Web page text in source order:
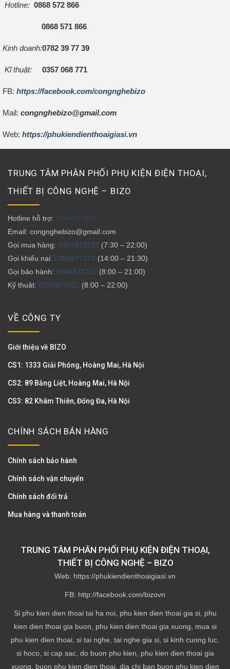
Hotline: 0868 572 866
0868 571 866
Kinh doanh:0782 39 77 39
Kĩ thuật: 0357 068 771
FB: https://facebook.com/congnghebizo
Mail: congnghebizo@gmail.com
Web: https://phukiendienthoaigiasi.vn
TRUNG TÂM PHÂN PHỐI PHỤ KIỆN ĐIỆN THOẠI,
THIẾT BỊ CÔNG NGHỆ – BIZO
Hotline hỗ trợ: 0384877222
Email: congnghebizo@gmail.com
Gọi mua hàng: 0384877222 (7:30 – 22:00)
Gọi khiếu nại: 0384877222 (14:00 – 21:30)
Gọi bảo hành: 0384877222 (8:00 – 21:00)
Kỹ thuật: 0384877222 (8:00 – 22:00)
VỀ CÔNG TY
Giới thiệu về BIZO
CS1: 1333 Giải Phóng, Hoàng Mai, Hà Nội
CS2: 89 Bằng Liệt, Hoàng Mai, Hà Nội
CS3: 82 Khâm Thiên, Đống Đa, Hà Nội
CHÍNH SÁCH BÁN HÀNG
Chính sách bảo hành
Chính sách vận chuyển
Chính sách đổi trả
Mua hàng và thanh toán
TRUNG TÂM PHÂN PHỐI PHỤ KIỆN ĐIỆN THOẠI,
THIẾT BỊ CÔNG NGHỆ – BIZO
Web: https://phukiendienthoaigiasi.vn
FB: http://facebook.com/bizovn
Si phu kien dien thoai tai ha noi, phu kien dien thoai gia si, phu
kien dien thoai gia buon, phu kien dien thoai gia xuong, mua si
phu kien dien thoai, si tai nghe, tai nghe gia si, si kinh cuong luc,
si hoco, si cap sac, do buon phu kien, phu kien dien thoai gia
xuong, buon phu kien dien thoai, dia chi ban buon phu kien dien